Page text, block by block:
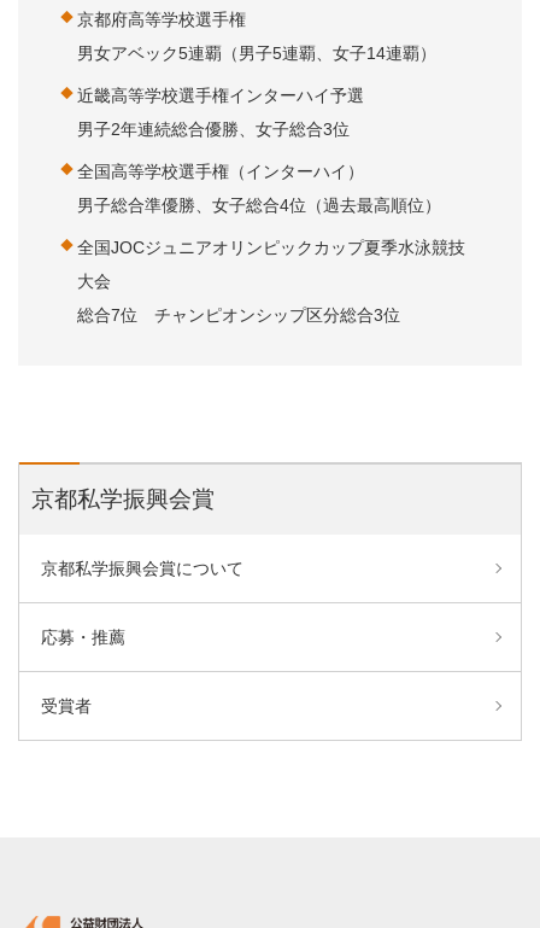
京都府高等学校選手権
男女アベック5連覇（男子5連覇、女子14連覇）
近畿高等学校選手権インターハイ予選
男子2年連続総合優勝、女子総合3位
全国高等学校選手権（インターハイ）
男子総合準優勝、女子総合4位（過去最高順位）
全国JOCジュニアオリンピックカップ夏季水泳競技
大会
総合7位 チャンピオンシップ区分総合3位
京都私学振興会賞
京都私学振興会賞について
応募・推薦
受賞者